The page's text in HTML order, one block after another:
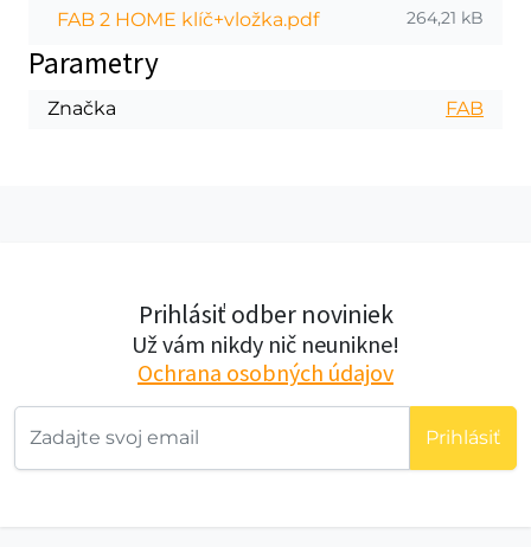
FAB 2 HOME klíč+vložka.pdf 264,21 kB
Parametry
Značka FAB
Prihlásiť odber noviniek
Už vám nikdy nič neunikne!
Ochrana osobných údajov
Prihlásiť